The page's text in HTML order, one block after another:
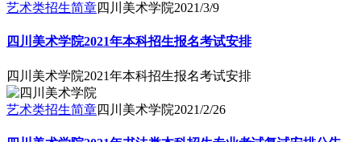
艺术类招生简章四川美术学院2021/3/9
四川美术学院2021年本科招生报名考试安排
四川美术学院2021年本科招生报名考试安排
艺术类招生简章四川美术学院2021/2/26